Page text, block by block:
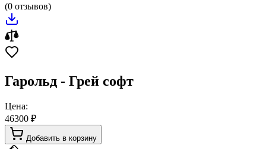
(0 отзывов)
Гарольд - Грей софт
Цена:
46300 ₽
Добавить в корзину